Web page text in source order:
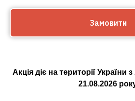
Замовити
Акція діє на території України з
21.08.2026